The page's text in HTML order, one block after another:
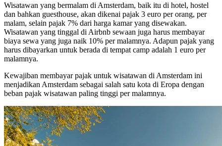
Wisatawan yang bermalam di Amsterdam, baik itu di hotel, hostel
dan bahkan guesthouse, akan dikenai pajak 3 euro per orang, per
malam, selain pajak 7% dari harga kamar yang disewakan.
Wisatawan yang tinggal di Airbnb sewaan juga harus membayar
biaya sewa yang juga naik 10% per malamnya. Adapun pajak yang
harus dibayarkan untuk berada di tempat camp adalah 1 euro per
malamnya.
Kewajiban membayar pajak untuk wisatawan di Amsterdam ini
menjadikan Amsterdam sebagai salah satu kota di Eropa dengan
beban pajak wisatawan paling tinggi per malamnya.